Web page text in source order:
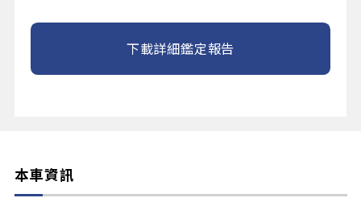
下載詳細鑑定報告
本車資訊